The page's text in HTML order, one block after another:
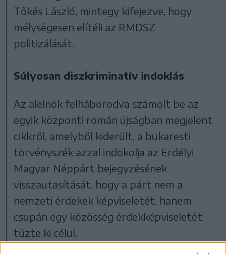
Tőkés László, mintegy kifejezve, hogy
mélységesen elítéli az RMDSZ
politizálását.
Súlyosan diszkriminatív indoklás
Az alelnök felháborodva számolt be az
egyik központi román újságban megjelent
cikkről, amelyből kiderült, a bukaresti
törvényszék azzal indokolja az Erdélyi
Magyar Néppárt bejegyzésének
visszautasítását, hogy a párt nem a
nemzeti érdekek képviseletét, hanem
csupán egy közösség érdekképviseletét
tűzte ki célul.